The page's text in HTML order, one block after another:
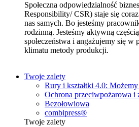
Społeczna odpowiedzialność
Responsibility/ CSR) staje się
nas samych. Bo jesteśmy
rodzinną. Jesteśmy aktywną
społeczeństwa i angażujemy się w
klimatu metody produkcji.
Twoje zalety
Rury i kształtki 4.0:
Ochrona przeciwpożarowa i
Bezołowiowa
combipress®
Twoje zalety